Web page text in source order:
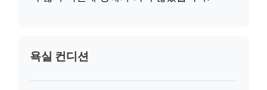
욕실 컨디션